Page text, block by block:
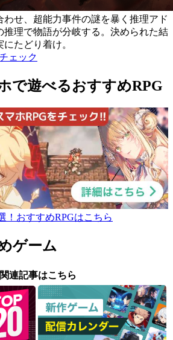
わせ、超能力事件の謎を暴く推理アド
推理で物語が分岐する。決められた結
たどり着け。
ェック
で遊べるおすすめRPG
！おすすめRPGはこちら
ゲーム
関連記事はこちら